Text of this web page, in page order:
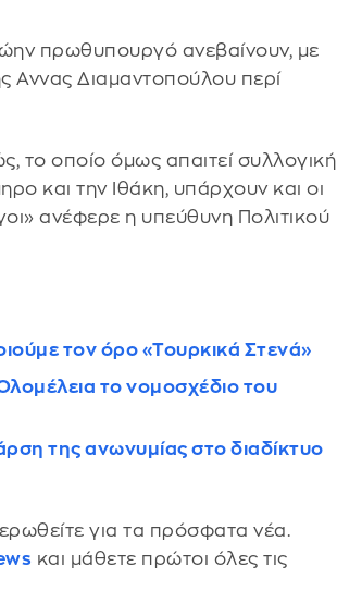
πρωθυπουργό ανεβαίνουν, με
Αννας Διαμαντοπούλου περί
το οποίο όμως απαιτεί συλλογική
και την Ιθάκη, υπάρχουν και οι
ανέφερε η υπεύθυνη Πολιτικού
τον όρο «Τουρκικά Στενά»
το νομοσχέδιο του
της ανωνυμίας στο διαδίκτυο
για τα πρόσφατα νέα.
και μάθετε πρώτοι όλες τις